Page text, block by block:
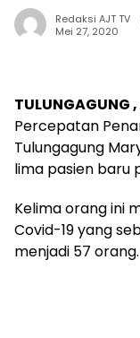
Redaksi AJT TV
Mei 27, 2020
TULUNGAGUNG
Percepatan
Tulungagung
lima pasien baru
Kelima orang ini
Covid-19 yang
menjadi 57 orang.